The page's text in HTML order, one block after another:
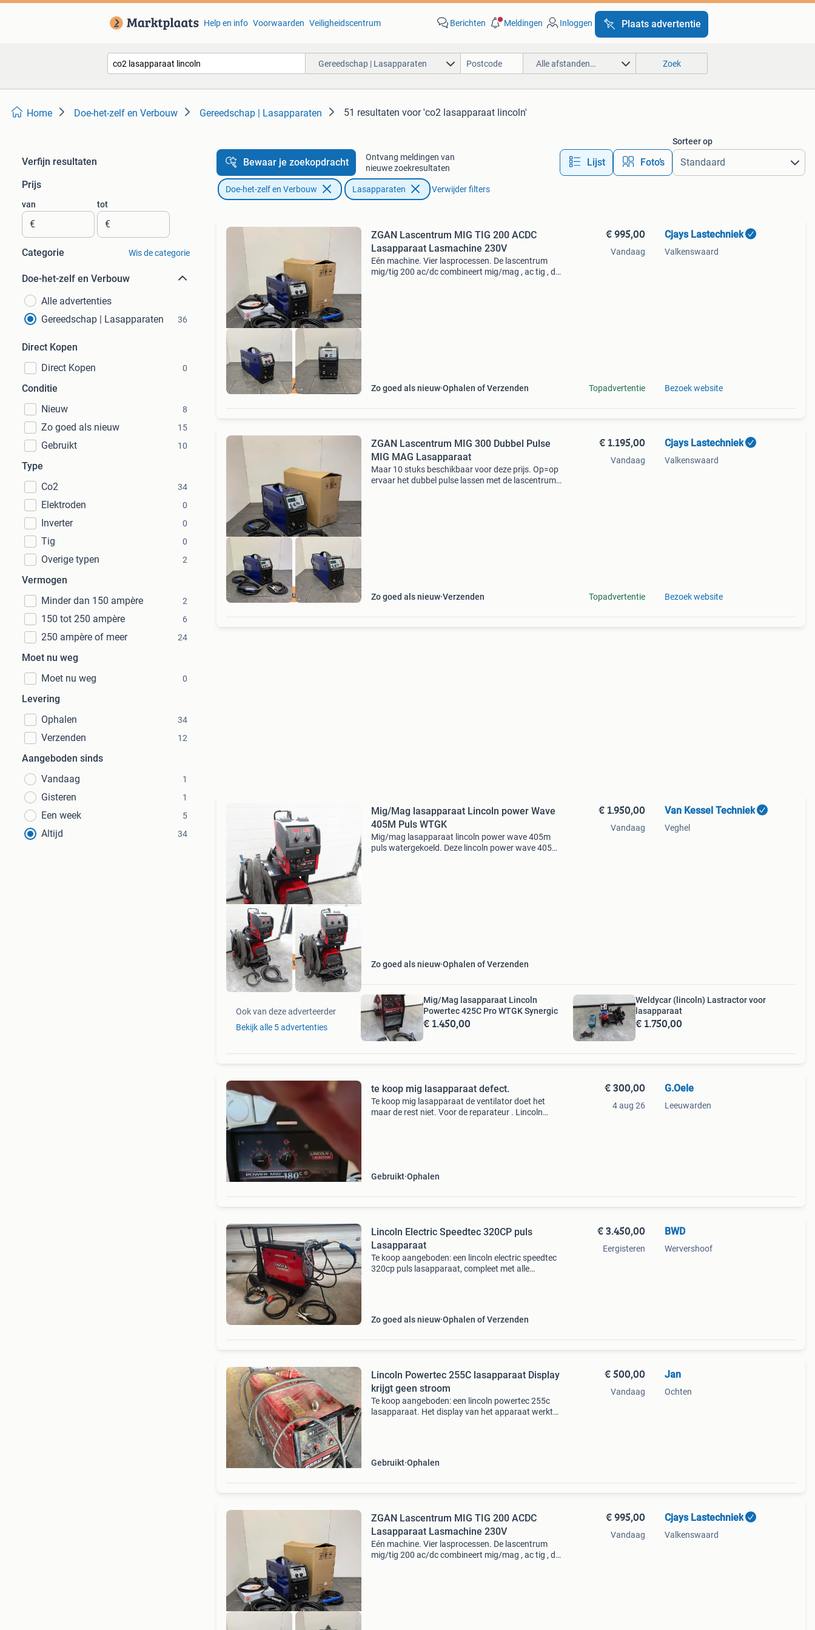
Help en info Voorwaarden Veiligheidscentrum Berichten Meldingen Inloggen Plaats advertentie
Gereedschap | Lasapparaten Alle afstanden… Zoek
Home Doe-het-zelf en Verbouw Gereedschap | Lasapparaten 51 resultaten voor 'co2 lasapparaat lincoln'
Verfijn resultaten
Prijs
van
€
tot
€
Categorie Wis de categorie
Doe-het-zelf en Verbouw
Alle advertenties
Gereedschap | Lasapparaten
36
Direct Kopen
Direct Kopen
0
Conditie
Nieuw
8
Zo goed als nieuw 15
Gebruikt 10
Type
Co2
34
Elektroden 0
Inverter 0
Tig 0
Overige typen 2
Vermogen
Minder dan 150 ampère
2
150 tot 250 ampère 6
250 ampère of meer 24
Moet nu weg
Moet nu weg
0
Levering
Ophalen
34
Verzenden 12
Aangeboden sinds
Vandaag
1
Gisteren 1
Een week 5
Altijd 34
Bewaar je zoekopdracht
Ontvang meldingen van
nieuwe zoekresultaten
Lijst Foto’s
Sorteer op
Doe-het-zelf en Verbouw Lasapparaten Verwijder filters
230V 200A MIG TIG
ZGAN Lascentrum MIG TIG 200 ACDC
Lasapparaat Lasmachine 230V
Eén machine. Vier lasprocessen. De lascentrum
mig/tig 200 ac/dc combineert mig/mag , ac tig , dc
Zo goed als nieuw Ophalen of Verzenden
€ 995,00
Vandaag
Topadvertentie
Cjays Lastechniek
Valkenswaard
Bezoek website
dubbel pulse 400v
ZGAN Lascentrum MIG 300 Dubbel Pulse
MIG MAG Lasapparaat
Maar 10 stuks beschikbaar voor deze prijs. Op=op
ervaar het dubbel pulse lassen met de lascentrum
Zo goed als nieuw Verzenden
€ 1.195,00
Vandaag
Topadvertentie
Cjays Lastechniek
Valkenswaard
Bezoek website
Lincoln Puls WTGK
Mig/Mag lasapparaat Lincoln power Wave
405M Puls WTGK
Mig/mag lasapparaat lincoln power wave 405m
puls watergekoeld. Deze lincoln power wave 405m
Zo goed als nieuw Ophalen of Verzenden
€ 1.950,00
Vandaag
Van Kessel Techniek
Veghel
Ook van deze adverteerder
Bekijk alle 5 advertenties
Mig/Mag lasapparaat Lincoln
Powertec 425C Pro WTGK Synergic
€ 1.450,00
Weldycar (lincoln) Lastractor voor
lasapparaat
€ 1.750,00
te koop mig lasapparaat defect.
Te koop mig lasapparaat de ventilator doet het
maar de rest niet. Voor de reparateur . Lincoln
Gebruikt Ophalen
€ 300,00
4 aug 26
G.Oele
Leeuwarden
Lincoln Electric Speedtec 320CP puls
Lasapparaat
Te koop aangeboden: een lincoln electric speedtec
320cp puls lasapparaat, compleet met alle
Zo goed als nieuw Ophalen of Verzenden
€ 3.450,00
Eergisteren
BWD
Wervershoof
Lincoln Powertec 255C lasapparaat Display
krijgt geen stroom
Te koop aangeboden: een lincoln powertec 255c
lasapparaat. Het display van het apparaat werkt
Gebruikt Ophalen
€ 500,00
Vandaag
Jan
Ochten
ZGAN Lascentrum MIG TIG 200 ACDC
Lasapparaat Lasmachine 230V
Eén machine. Vier lasprocessen. De lascentrum
mig/tig 200 ac/dc combineert mig/mag , ac tig , dc
€ 995,00
Vandaag
Cjays Lastechniek
Valkenswaard